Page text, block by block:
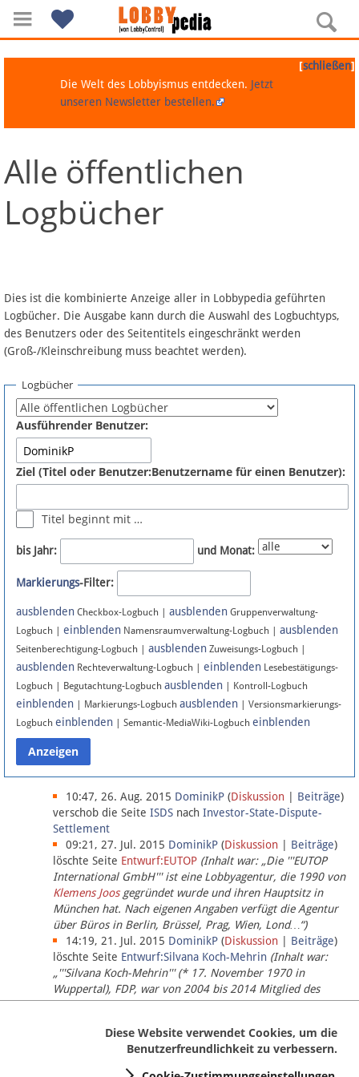
Navigation
Über Lobbypedia
Artikel nach Kategorien
FAQ
Fördermitglied werden
Fehler melden
Newsletter
Bluesky
Facebook
Instagram
Anmelden
Datenschutz
Über Lobbypedia
Impressum
[schließen]
Die Welt des Lobbyismus entdecken. Jetzt
unseren Newsletter bestellen.
Alle öffentlichen
Logbücher
Dies ist die kombinierte Anzeige aller in Lobbypedia geführten
Logbücher. Die Ausgabe kann durch die Auswahl des Logbuchtyps,
des Benutzers oder des Seitentitels eingeschränkt werden
(Groß-/Kleinschreibung muss beachtet werden).
Logbücher
Ausführender Benutzer:
Ziel (Titel oder Benutzer:Benutzername für einen Benutzer):
Titel beginnt mit …
bis Jahr: und Monat:
Markierungs-Filter:
ausblenden Checkbox-Logbuch | ausblenden Gruppenverwaltung-
Logbuch | einblenden Namensraumverwaltung-Logbuch | ausblenden
Seitenberechtigung-Logbuch | ausblenden Zuweisungs-Logbuch |
ausblenden Rechteverwaltung-Logbuch | einblenden Lesebestätigungs-
Logbuch | Begutachtung-Logbuch ausblenden | Kontroll-Logbuch
einblenden | Markierungs-Logbuch ausblenden | Versionsmarkierungs-
Logbuch einblenden | Semantic-MediaWiki-Logbuch einblenden
10:47, 26. Aug. 2015 DominikP (Diskussion Beiträge)
verschob die Seite ISDS nach Investor-State-Dispute-
Settlement
09:21, 27. Jul. 2015 DominikP (Diskussion Beiträge)
löschte Seite Entwurf:EUTOP (Inhalt war: „Die '''EUTOP
International GmbH''' ist eine Lobbyagentur, die 1990 von
Klemens Joosgegründet wurde und ihren Hauptsitz in
München hat. Nach eigenen Angaben verfügt die Agentur
über Büros in Berlin, Brüssel, Prag, Wien, Lond…“)
14:19, 21. Jul. 2015 DominikP (Diskussion Beiträge)
löschte Seite Entwurf:Silvana Koch-Mehrin (Inhalt war:
„'''Silvana Koch-Mehrin''' (* 17. November 1970 in
Wuppertal), FDP, war von 2004 bis 2014 Mitglied des
Europäischen Parlaments, seit November 2014 ist sie für
Diese Website verwendet Cookies, um die
Benutzerfreundlichkeit zu verbessern.